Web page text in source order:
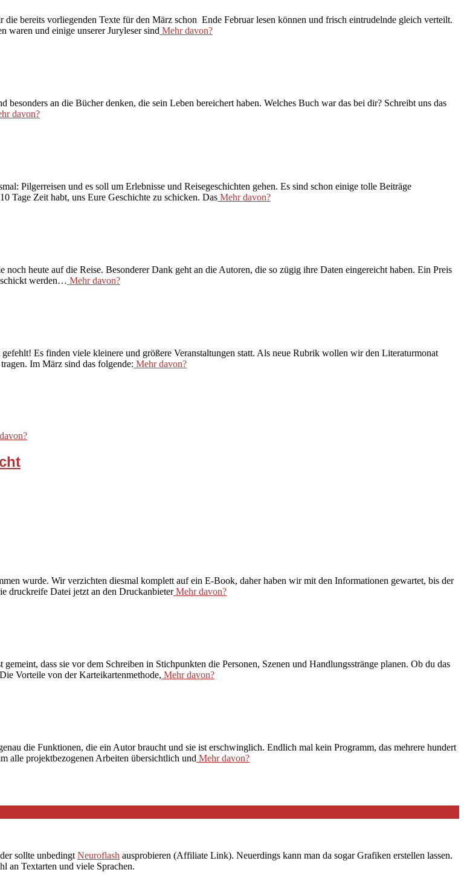
bereits vorliegenden Texte für den März schon Ende Februar lesen können und frisch eintrudelnde gleich verteilt.
waren und einige unserer Juryleser sind Mehr davon?
an die Bücher denken, die sein Leben bereichert haben. Welches Buch war das bei dir? Schreibt uns das
davon?
Pilgerreisen und es soll um Erlebnisse und Reisegeschichten gehen. Es sind schon einige tolle Beiträge
Tage Zeit habt, uns Eure Geschichte zu schicken. Das Mehr davon?
heute auf die Reise. Besonderer Dank geht an die Autoren, die so zügig ihre Daten eingereicht haben. Ein Preis
werden… Mehr davon?
Es finden viele kleinere und größere Veranstaltungen statt. Als neue Rubrik wollen wir den Literaturmonat
Im März sind das folgende: Mehr davon?
wurde. Wir verzichten diesmal komplett auf ein E-Book, daher haben wir mit den Informationen gewartet, bis der
druckreife Datei jetzt an den DruckanbieterMehr davon?
dass sie vor dem Schreiben in Stichpunkten die Personen, Szenen und Handlungsstränge planen. Ob du das
Vorteile von der Karteikartenmethode, Mehr davon?
die Funktionen, die ein Autor braucht und sie ist erschwinglich. Endlich mal kein Programm, das mehrere hundert
alle projektbezogenen Arbeiten übersichtlich und Mehr davon?
sollte unbedingt Neuroflash ausprobieren (Affiliate Link). Neuerdings kann man da sogar Grafiken erstellen lassen.
an Textarten und viele Sprachen.